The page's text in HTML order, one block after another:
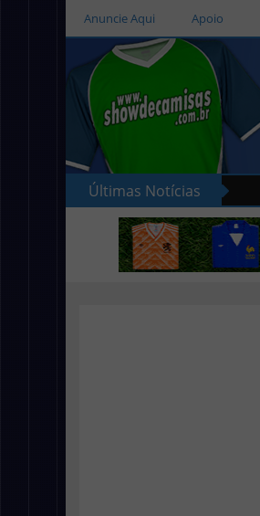
Anuncie Aqui Apoio
Últimas Notícias